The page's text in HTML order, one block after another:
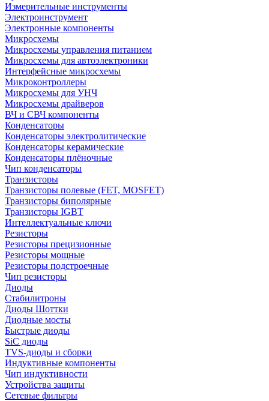
Измерительные инструменты
Электроинструмент
Электронные компоненты
Микросхемы
Микросхемы управления питанием
Микросхемы для автоэлектроники
Интерфейсные микросхемы
Микроконтроллеры
Микросхемы для УНЧ
Микросхемы драйверов
ВЧ и СВЧ компоненты
Конденсаторы
Конденсаторы электролитические
Конденсаторы керамические
Конденсаторы плёночные
Чип конденсаторы
Транзисторы
Транзисторы полевые (FET, MOSFET)
Транзисторы биполярные
Транзисторы IGBT
Интеллектуальные ключи
Резисторы
Резисторы прецизионные
Резисторы мощные
Резисторы подстроечные
Чип резисторы
Диоды
Стабилитроны
Диоды Шоттки
Диодные мосты
Быстрые диоды
SiC диоды
TVS-диоды и сборки
Индуктивные компоненты
Чип индуктивности
Устройства защиты
Сетевые фильтры